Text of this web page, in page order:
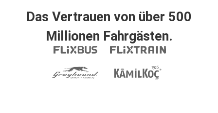
Das Vertrauen von über 500
Millionen Fahrgästen.